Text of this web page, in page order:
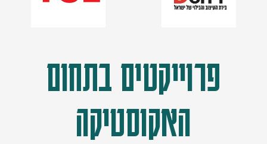
פרוייקטים בתחום
האקוסטיקה